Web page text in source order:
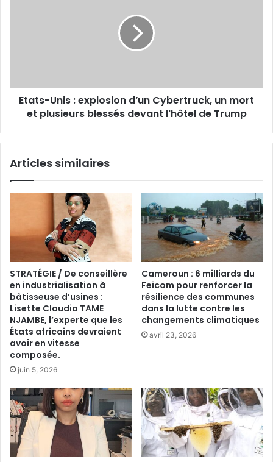
Etats-Unis : explosion d’un Cybertruck, un mort
et plusieurs blessés devant l'hôtel de Trump
Articles similaires
STRATÉGIE / De conseillère
en industrialisation à
bâtisseuse d’usines :
Lisette Claudia TAME
NJAMBE, l’experte que les
États africains devraient
avoir en vitesse
composée.
juin 5, 2026
Cameroun : 6 milliards du
Feicom pour renforcer la
résilience des communes
dans la lutte contre les
changements climatiques
avril 23, 2026